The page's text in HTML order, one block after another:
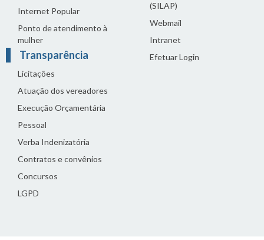
Internet Popular
Ponto de atendimento à
mulher
Transparência
Licitações
Atuação dos vereadores
Execução Orçamentária
Pessoal
Verba Indenizatória
Contratos e convênios
Concursos
LGPD
(SILAP)
Webmail
Intranet
Efetuar Login